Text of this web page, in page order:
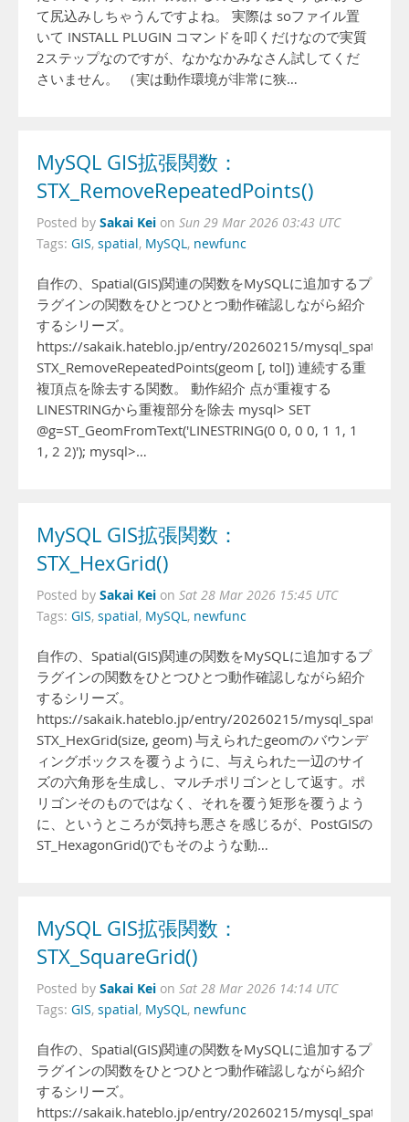
て尻込みしちゃうんですよね。 実際は soファイル置
いて INSTALL PLUGIN コマンドを叩くだけなので実質
2ステップなのですが、なかなかみなさん試してくだ
さいません。 （実は動作環境が非常に狭…
MySQL GIS拡張関数：
STX_RemoveRepeatedPoints()
Posted by Sakai Kei on Sun 29 Mar 2026 03:43 UTC
Tags: GIS, spatial, MySQL, newfunc
自作の、Spatial(GIS)関連の関数をMySQLに追加するプ
ラグインの関数をひとつひとつ動作確認しながら紹介
するシリーズ。
https://sakaik.hateblo.jp/entry/20260215/
STX_RemoveRepeatedPoints(geom [, tol]) 連続する重
複頂点を除去する関数。 動作紹介 点が重複する
LINESTRINGから重複部分を除去 mysql> SET
@g=ST_GeomFromText('LINESTRING(0 0, 0 0, 1 1, 1
1, 2 2)'); mysql>…
MySQL GIS拡張関数：
STX_HexGrid()
Posted by Sakai Kei on Sat 28 Mar 2026 15:45 UTC
Tags: GIS, spatial, MySQL, newfunc
自作の、Spatial(GIS)関連の関数をMySQLに追加するプ
ラグインの関数をひとつひとつ動作確認しながら紹介
するシリーズ。
https://sakaik.hateblo.jp/entry/20260215/
STX_HexGrid(size, geom) 与えられたgeomのバウンデ
ィングボックスを覆うように、与えられた一辺のサイ
ズの六角形を生成し、マルチポリゴンとして返す。ポ
リゴンそのものではなく、それを覆う矩形を覆うよう
に、というところが気持ち悪さを感じるが、PostGISの
ST_HexagonGrid()でもそのような動…
MySQL GIS拡張関数：
STX_SquareGrid()
Posted by Sakai Kei on Sat 28 Mar 2026 14:14 UTC
Tags: GIS, spatial, MySQL, newfunc
自作の、Spatial(GIS)関連の関数をMySQLに追加するプ
ラグインの関数をひとつひとつ動作確認しながら紹介
するシリーズ。
https://sakaik.hateblo.jp/entry/20260215/